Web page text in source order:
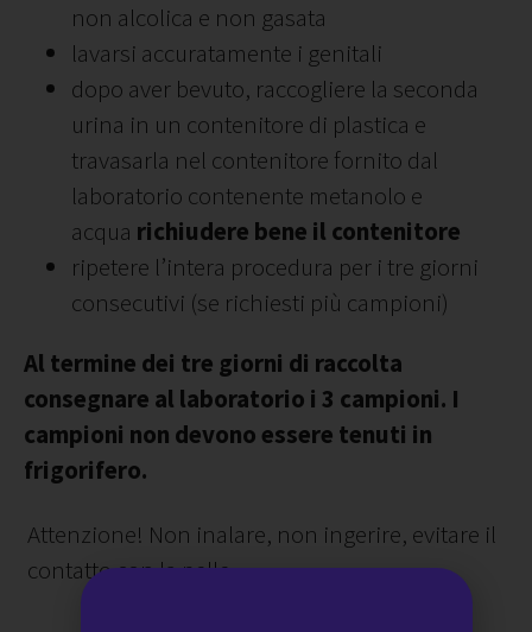
non alcolica e non gasata
lavarsi accuratamente i genitali
dopo aver bevuto, raccogliere la seconda
urina in un contenitore di plastica e
travasarla nel contenitore fornito dal
laboratorio contenente metanolo e
acqua richiudere bene il contenitore
ripetere l’intera procedura per i tre giorni
consecutivi (se richiesti più campioni)
Al termine dei tre giorni di raccolta
consegnare al laboratorio i 3 campioni. I
campioni non devono essere tenuti in
frigorifero.
Attenzione! Non inalare, non ingerire, evitare il
contatto con la pelle.